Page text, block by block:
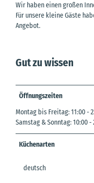
Wir haben einen großen
Für unsere kleine Gäste
Angebot.
Gut zu wissen
Öffnungszeiten
Montag bis Freitag: 11:00 -
Samstag & Sonntag: 10:00 -
Küchenarten
deutsch